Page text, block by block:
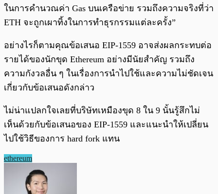
ในการคำนวณค่า Gas บนเครือข่าย รวมถึงความจริงที่ว่า
ETH จะถูกเผาทิ้งในการทำธุรกรรมแต่ละครั้ง”
อย่างไรก็ตามคุณข้อเสนอ EIP-1559 อาจส่งผลกระทบต่อ
รายได้ของนักขุด Ethereum อย่างมีนัยสำคัญ รวมถึง
ความกังวลอื่น ๆ ในเรื่องการนำไปใช้และความไม่ชัดเจน
เกี่ยวกับข้อเสนอดังกล่าว
ไม่น่าแปลกใจเลยที่บริษัทเหมืองขุด 8 ใน 9 นั้นรู้สึกไม่
เห็นด้วยกับข้อเสนอของ EIP-1559 และแนะนำให้เปลี่ยน
ไปใช้วิธีของการ hard fork แทน
ethereum